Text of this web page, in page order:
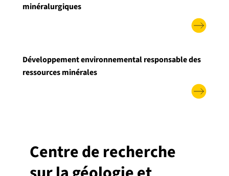
minéralurgiques
Développement environnemental responsable des
ressources minérales
Centre de recherche